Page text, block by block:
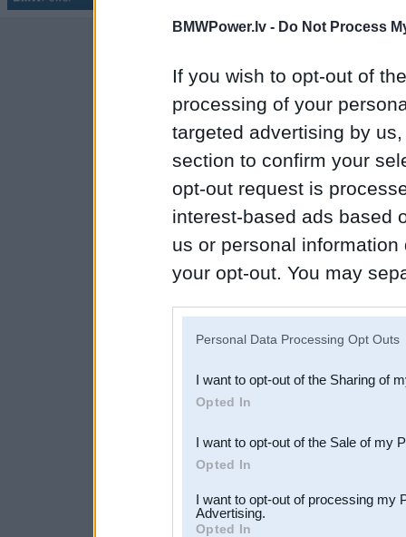
BMWPower.lv - Do Not Process
If you wish to opt-out of
processing of your
targeted advertising by
section to confirm your
opt-out request is
interest-based ads based
us or personal
your opt-out. You may
Downstream Participants
third parties.
Personal Data Processing Opt Outs
I want to opt-out of the Sharing of
Opted In
I want to opt-out of the Sale of my
Opted In
I want to opt-out of processing my
Advertising.
Opted In